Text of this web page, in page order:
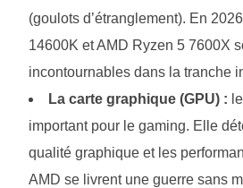
(goulots d’étranglement). En
14600K et AMD Ryzen 5 7600X
incontournables dans la tranche
La carte graphique (GPU) :
important pour le gaming. Elle
qualité graphique et les
AMD se livrent une guerre sans